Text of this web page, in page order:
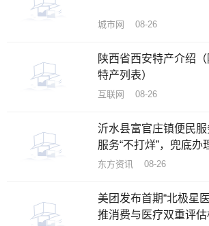
城市网 08-26
陕西省西安特产介绍
特产列表）
互联网 08-26
沂水县富官庄镇便民
服务“不打烊”，兜底办
东方资讯 08-26
美团发布首期“北极星医
推消费与医疗双重评估